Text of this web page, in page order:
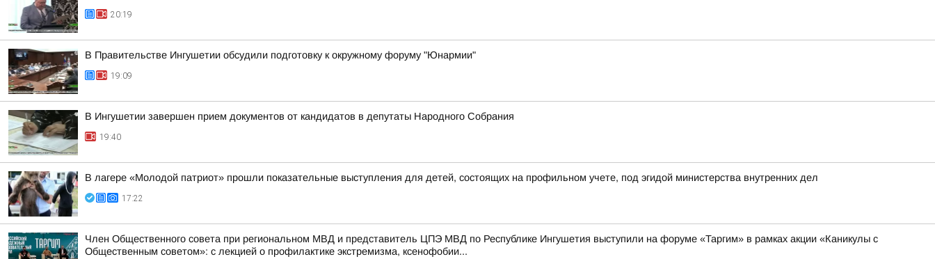
20:19
В Правительстве Ингушетии обсудили подготовку к окружному форуму "Юнармии"
19:09
В Ингушетии завершен прием документов от кандидатов в депутаты Народного Собрания
19:40
В лагере «Молодой патриот» прошли показательные выступления для детей, состоящих на профильном учете, под эгидой министерства внутренних дел
17:22
Член Общественного совета при региональном МВД и представитель ЦПЭ МВД по Республике Ингушетия выступили на форуме «Таргим» в рамках акции «Каникулы с
Общественным советом»: с лекцией о профилактике экстремизма, ксенофобии...